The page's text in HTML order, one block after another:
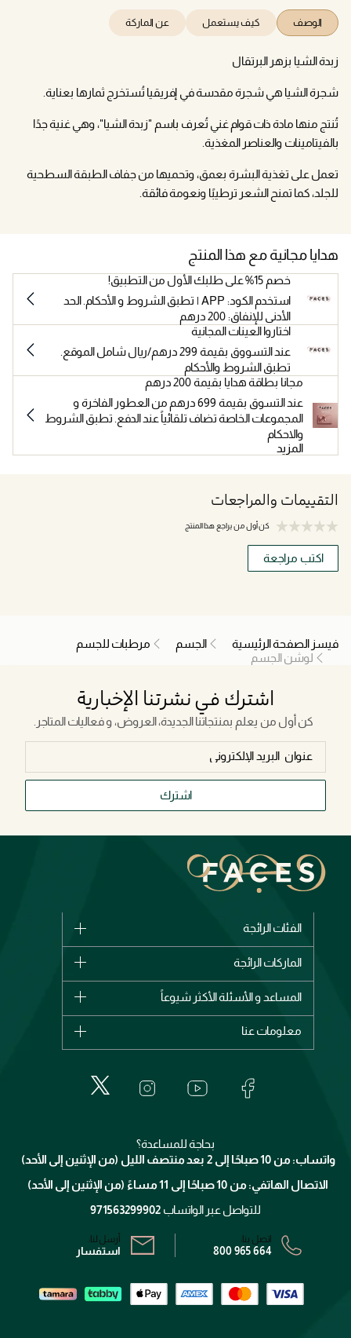
الوصف كيف يستعمل عن الماركة
زبدة الشيا بزهر البرتقال
شجرة الشيا هي شجرة مقدسة في إفريقيا تُستخرج ثمارها بعناية.
تُنتج منها مادة ذات قوام غني تُعرف باسم "زبدة الشيا"، وهي غنية جدًا
بالفيتامينات والعناصر المغذية.
تعمل على تغذية البشرة بعمق، وتحميها من جفاف الطبقة السطحية
للجلد، كما تمنح الشعر ترطيبًا ونعومة فائقة.
هدايا مجانية مع هذا المنتج
خصم 15% على طلبك الأول من التطبيق!
استخدم الكود: APP | تطبق الشروط و الأحكام. الحد
الأدنى للإنفاق: 200 درهم
اختاروا العينات المجانية
عند التسووق بقيمة 299 درهم/ريال شامل الموقع.
تطبق الشروط والأحكام
مجانا بطاقة هدايا بقيمة 200 درهم
عند التسوق بقيمة 699 درهم من العطور الفاخرة و
المجموعات الخاصة تضاف تلقائياً عند الدفع. تطبق الشروط
والاحكام
المزيد
التقييمات والمراجعات
كن أول من يراجع هذا المنتج
اكتب مراجعة
فيسز الصفحة الرئيسية الجسم
مرطبات للجسم
لوشن الجسم
اشترك في نشرتنا الإخبارية
كن أول من يعلم بمنتجاتنا الجديدة، العروض، و فعاليات المتاجر.
اشترك
الفئات الرائجة
الأكثر مبيعاً
اشترِ بطاقة هدية
الماركات الرائجة
بربري
إيف سان لوران
المساعد و الأسئلة الأكثر شيوعاً
الإرجاع
معلومات عنا
خدمات المعارض
برنامج الولاء ميوز
الشروط و الأحكام
سياسة الخصوصية
بحاجة للمساعدة؟
واتساب: من 10 صباحًا إلى 2 بعد منتصف الليل (من الإثنين إلى الأحد)
الاتصال الهاتفي: من 10 صباحًا إلى 11 مساءً (من الإثنين إلى الأحد)
للتواصل عبر الواتساب 971563299902
اتصل بنا:
800 965 664
أرسل لنا:
استفسار